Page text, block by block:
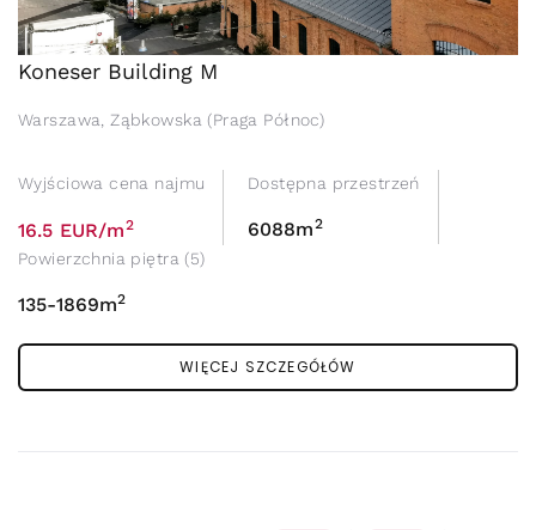
Koneser Building M
Warszawa, Ząbkowska (Praga Północ)
Wyjściowa cena najmu
16.5 EUR/m2
Dostępna przestrzeń
6088m2
Powierzchnia piętra (5)
135-1869m2
WIĘCEJ SZCZEGÓŁÓW